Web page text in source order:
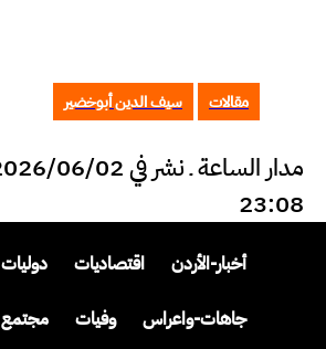
مقالات سيف الدين أبوخضير
23:08
أخبار-الأردن اقتصاديات دوليات
جاهات-واعراس وفيات مجتمع